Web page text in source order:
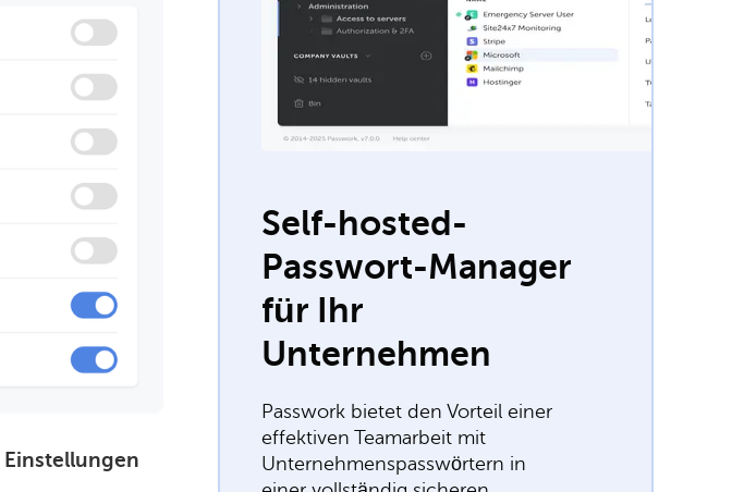
Einstellungen
Self-hosted-
Passwort-Manager
für Ihr
Unternehmen
Passwork bietet den Vorteil einer
effektiven Teamarbeit mit
Unternehmenspasswörtern in